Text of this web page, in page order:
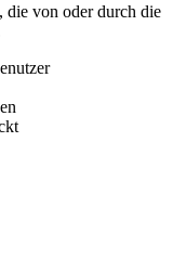
die von oder durch die